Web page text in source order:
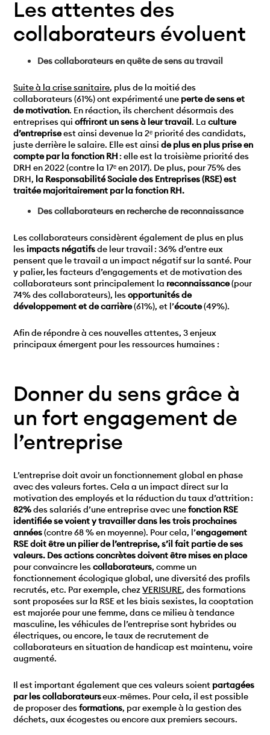
Les attentes des
collaborateurs évoluent
Des collaborateurs en quête de sens au travail
Suite à la crise sanitaire, plus de la moitié des
collaborateurs (61%) ont expérimenté une perte de sens et
de motivation. En réaction, ils cherchent désormais des
entreprises quioffriront un sens à leur travail. Laculture
d’entrepriseest ainsi devenue la 2ᵉ priorité des candidats,
juste derrière le salaire. Elle est ainside plus en plus prise en
compte par la fonction RH : elle est la troisième priorité des
DRH en 2022 (contre la 17ᵉ en 2017). De plus, pour 75% des
DRH, la Responsabilité Sociale des Entreprises (RSE) est
traitée majoritairement par la fonction RH.
Des collaborateurs en recherche de reconnaissance
Les collaborateurs considèrent également de plus en plus
lesimpacts négatifsde leur travail : 36% d’entre eux
pensent que le travail a un impact négatif sur la santé. Pour
y palier, les facteurs d’engagements et de motivation des
collaborateurs sont principalement la reconnaissance(pour
74% des collaborateurs), lesopportunités de
développement et de carrière(61%), et l’écoute(49%).
Afin de répondre à ces nouvelles attentes, 3 enjeux
principaux émergent pour les ressources humaines :
Donner du sens grâce à
un fort engagement de
l’entreprise
L’entreprise doit avoir un fonctionnement global en phase
avec des valeurs fortes. Cela a un impact direct sur la
motivation des employés et la réduction du taux d’attrition :
82%des salariés d’une entreprise avec unefonction RSE
identifiée se voient y travailler dans les trois prochaines
années(contre68 % en moyenne). Pour cela, l’engagement
RSE doit être un pilier de l’entreprise, s’il fait partie de ses
valeurs. Des actions concrètes doivent être mises en place
pour convaincre lescollaborateurs, comme un
fonctionnement écologique global, une diversité des profils
recrutés, etc. Par exemple, chezVERISURE, des formations
sont proposées sur la RSE et les biais sexistes, la cooptation
est majorée pour une femme, dans ce milieu à tendance
masculine, les véhicules de l’entreprise sont hybrides ou
électriques, ou encore, le taux de recrutement de
collaborateurs en situation de handicap est maintenu, voire
augmenté.
Il est important également que ces valeurs soient partagées
par les collaborateurseux-mêmes. Pour cela, il est possible
de proposer desformations, par exemple à la gestion des
déchets, aux écogestes ou encore aux premiers secours.